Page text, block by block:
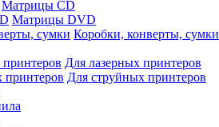
Матрицы CD
Матрицы DVD
Коробки, конверты, сумки
Для лазерных принтеров
Для струйных принтеров